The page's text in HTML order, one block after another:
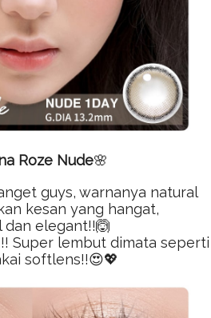
Roze Nude🌸
guys, warnanya natural
kesan yang hangat,
dan elegant!!🙆
Super lembut dimata seperti
softlens!!😍💖